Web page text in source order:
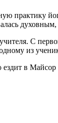
практику
С
из
в